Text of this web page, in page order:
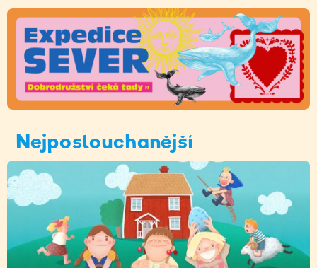
Nejposlouchanější